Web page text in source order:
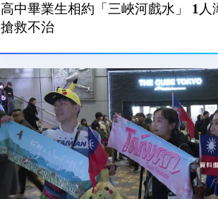
高中畢業生相約「三峽河戲水」 1人
搶救不治